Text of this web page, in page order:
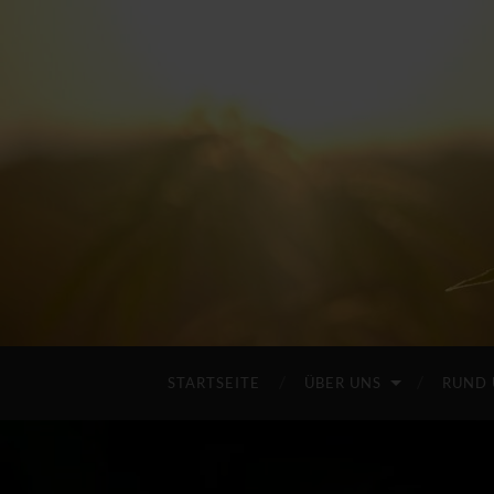
STARTSEITE ÜBER UNS RUND